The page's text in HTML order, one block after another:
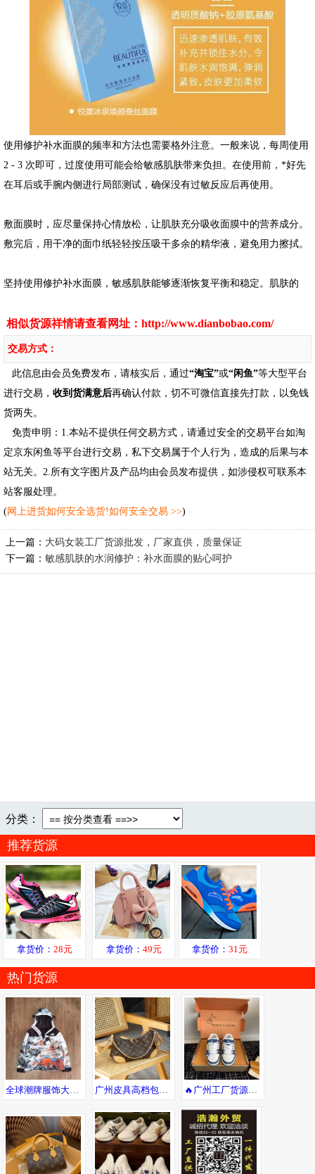
使用修护补水面膜的频率和方法也需要格外注意。一般来说，每周使用
2 - 3 次即可，过度使用可能会给敏感肌肤带来负担。在使用前，*好先
在耳后或手腕内侧进行局部测试，确保没有过敏反应后再使用。
敷面膜时，应尽量保持心情放松，让肌肤充分吸收面膜中的营养成分。
敷完后，用干净的面巾纸轻轻按压吸干多余的精华液，避免用力擦拭。
坚持使用修护补水面膜，敏感肌肤能够逐渐恢复平衡和稳定。肌肤的
相似货源祥情请查看网址： http://www.dianbobao.com/
交易方式：
此信息由会员免费发布，请核实后，通过“淘宝”或“闲鱼”等大型平台
进行交易， 收到货满意后再确认付款，切不可微信直接先打款，以免钱
货两失。
免责申明：1.本站不提供任何交易方式，请通过安全的交易平台如淘
定京东闲鱼等平台进行交易，私下交易属于个人行为，造成的后果与本
站无关。2.所有文字图片及产品均由会员发布提供，如涉侵权可联系本
站客服处理。
(网上进货如何安全选货!如何安全交易 >>)
上一篇： 大码女装工厂货源批发，厂家直供，质量保证
下一篇： 敏感肌肤的水润修护：补水面膜的贴心呵护
分类：
推荐货源
拿货价： 28元 拿货价： 49元 拿货价：31元
热门货源